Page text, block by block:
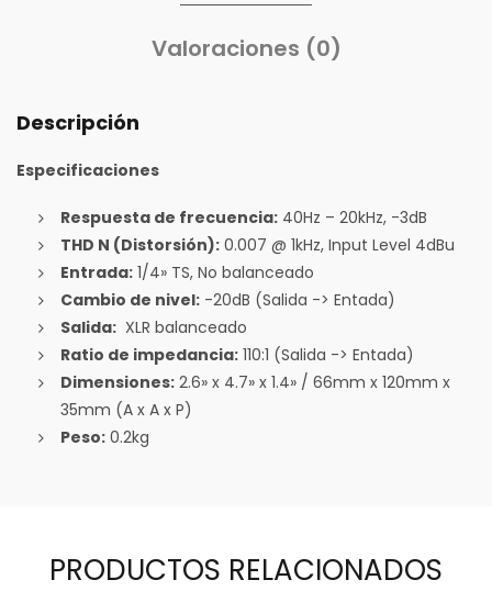
Valoraciones (0)
Descripción
Especificaciones
Respuesta de frecuencia: 40Hz – 20kHz, -3dB
THD N (Distorsión): 0.007 @ 1kHz, Input Level 4dBu
Entrada: 1/4» TS, No balanceado
Cambio de nivel: -20dB (Salida -> Entada)
Salida: XLR balanceado
Ratio de impedancia: 110:1 (Salida -> Entada)
Dimensiones: 2.6» x 4.7» x 1.4» / 66mm x 120mm x
35mm (A x A x P)
Peso: 0.2kg
PRODUCTOS RELACIONADOS